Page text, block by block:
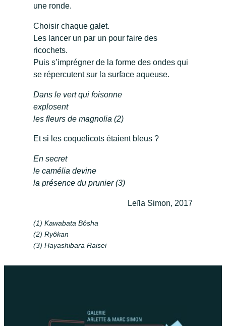
une ronde.
Choisir chaque galet.
Les lancer un par un pour faire des
ricochets.
Puis s’imprégner de la forme des ondes qui
se répercutent sur la surface aqueuse.
Dans le vert qui foisonne
explosent
les fleurs de magnolia (2)
Et si les coquelicots étaient bleus ?
En secret
le camélia devine
la présence du prunier (3)
Leïla Simon, 2017
(1) Kawabata Bôsha
(2) Ryôkan
(3) Hayashibara Raisei